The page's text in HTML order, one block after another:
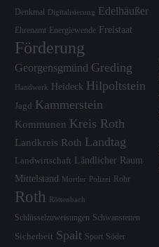
Denkmal Digitalisierung Edelhäußer
Ehrenamt Energiewende Freistaat
Förderung
Georgensgmünd Greding
Handwerk Heideck Hilpoltstein
Jagd Kammerstein
Kommunen Kreis Roth
Landkreis Roth Landtag
Landwirtschaft Ländlicher Raum
Mittelstand Mortler Polizei Rohr
Roth Röttenbach
Schlüsselzuweisungen Schwanstetten
Sicherheit Spalt Sport Söder